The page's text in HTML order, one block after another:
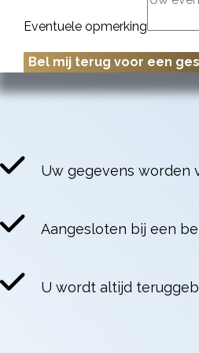
Eventuele opmerking
Bel mij terug voor een
Uw gegevens worden
Aangesloten bij een
U wordt altijd